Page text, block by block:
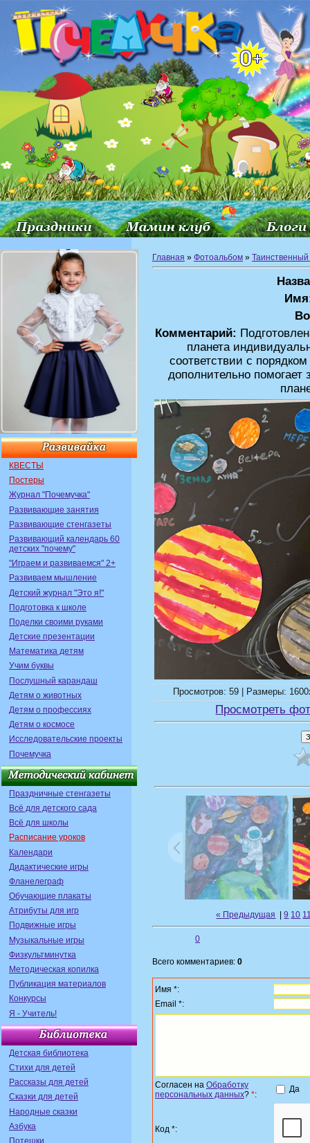
КВЕСТЫ
Постеры
Журнал "Почемучка"
Развивающие занятия
Развивающие стенгазеты
Развивающий календарь 60
детских "почему"
"Играем и развиваемся" 2+
Развиваем мышление
Детский журнал "Это я!"
Подготовка к школе
Поделки своими руками
Детские презентации
Математика детям
Учим буквы
Послушный карандаш
Детям о животных
Детям о профессиях
Детям о космосе
Исследовательские проекты
Почемучка
Праздничные стенгазеты
Всё для детского сада
Всё для школы
Расписание уроков
Календари
Дидактические игры
Фланелеграф
Обучающие плакаты
Атрибуты для игр
Подвижные игры
Музыкальные игры
Физкультминутка
Методическая копилка
Публикация материалов
Конкурсы
Я - Учитель!
Детская библиотека
Стихи для детей
Рассказы для детей
Сказки для детей
Народные сказки
Азбука
Потешки
Главная » Фотоальбом »
Комментарий:
планета
соответствии с
дополнительно помогает
Просмотров: 59 | Размеры:
Просмотреть
« Предыдущая |9 10
0
Всего комментариев: 0
Имя *:
Email *:
Согласен на Обработку
персональных данных? *:
Да
Код *: